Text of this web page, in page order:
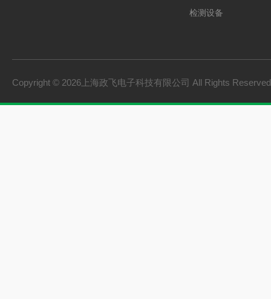
检测设备
Copyright © 2026上海政飞电子科技有限公司 All Rights